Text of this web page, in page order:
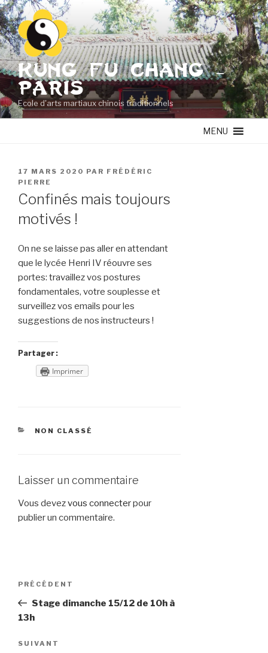
Aller
au
contenu
principal
KUNG FU CHANG –
PARIS
Ecole d'arts martiaux chinois traditionnels
MENU
PUBLIÉ
LE
17 MARS 2020 PAR FRÉDÉRIC
PIERRE
Confinés mais toujours
motivés !
On ne se laisse pas aller en attendant
que le lycée Henri IV réouvre ses
portes: travaillez vos postures
fondamentales, votre souplesse et
surveillez vos emails pour les
suggestions de nos instructeurs !
Partager :
Imprimer
CATÉGORIES
NON CLASSÉ
Laisser un commentaire
Vous devezvous connecterpour
publier un commentaire.
Navigation
l’article
Article
précédent
PRÉCÉDENT
Stage dimanche 15/12 de 10h à
13h
Article
SUIVANT